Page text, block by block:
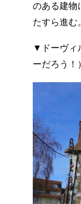
のある建物
たすら進む
▼ドーヴィ
ーだろう！）